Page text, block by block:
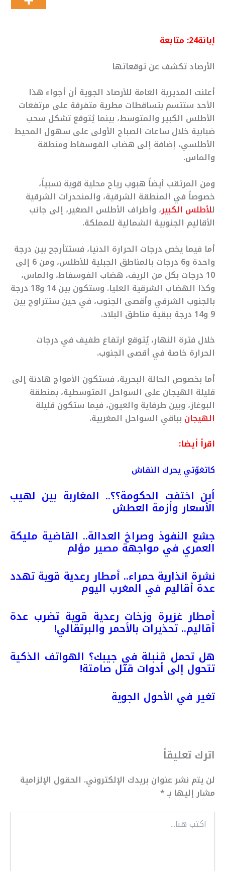
إبانة24: متابعة
الأرصاد تكشف عن توقعاتها
أعلنت المديرية العامة للأرصاد الجوية أن أجواء هذا
الأحد ستتسم بتساقطات مطرية متفرقة على مرتفعات
الأطلس الكبير والمتوسط، بينما يُتوقع تشكل سحب
ضبابية خلال ساعات الصباح الأولى على سهول المحيط
الأطلسي، إضافة إلى هضاب الفوسفاط ومنطقة
والماس.
ومن المرتقب أيضاً هبوب رياح محلية قوية نسبياً،
خصوصاً في المنطقة الشرقية، والمنحدرات الشرقية
للأطلس الكبير، وأطراف الأطلس الصغير، إلى جانب
الأقاليم الجنوبية الشمالية للمملكة.
أما فيما يخص درجات الحرارة الدنيا، فستتأرجح بين درجة
واحدة و6 درجات بالمناطق الجبلية للأطلس، ومن 6 إلى
10 درجات بكل من الريف، هضاب الفوسفاط، والماس،
وكذا الهضاب الشرقية العليا. وستكون بين 14 و18 درجة
بالجنوب الشرقي وأقصى الجنوب، في حين ستتراوح بين
9 و14 درجة ببقية مناطق البلاد.
خلال فترة النهار، يُتوقع ارتفاع طفيف في درجات
الحرارة خاصة في أقصى الجنوب.
أما بخصوص الحالة البحرية، فستكون الأمواج هادئة إلى
قليلة الهيجان على السواحل المتوسطية، بمنطقة
البوغاز، وبين طرفاية والعيون، فيما ستكون قليلة
الهيجان بباقي السواحل المغربية.
اقرأ أيضا:
كاتغوّتي يحرك النقاش
أين اختفت الحكومة؟؟.. المغاربة بين لهيب
الأسعار وأزمة العطش
جشع النفوذ وصراخ العدالة.. القاضية مليكة
العمري في مواجهة مصير مؤلم
نشرة انذارية حمراء.. أمطار رعدية قوية تهدد
عدة أقاليم في المغرب اليوم
أمطار غزيرة وزخات رعدية قوية تضرب عدة
أقاليم.. تحذيرات بالأحمر والبرتقالي!
هل تحمل قنبلة في جيبك؟ الهواتف الذكية
تتحول إلى أدوات قتل صامتة!
تغير في الأحول الجوية
اترك تعليقاً
لن يتم نشر عنوان بريدك الإلكتروني. الحقول الإلزامية
مشار إليها بـ*
اكتب
هنا...